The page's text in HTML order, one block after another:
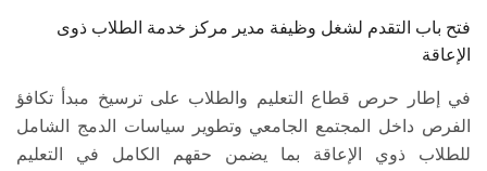
الزائـرون
سجل الان
فتح باب التقدم لشغل وظيفة مدير مركز خدمة الطلاب ذوى
الإعاقة
في إطار حرص قطاع التعليم والطلاب على ترسيخ مبدأ تكافؤ
الفرص داخل المجتمع الجامعي وتطوير سياسات الدمج الشامل
للطلاب ذوي الإعاقة بما يضمن حقهم الكامل في التعليم